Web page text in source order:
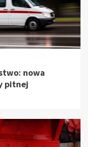
nowa
pitnej